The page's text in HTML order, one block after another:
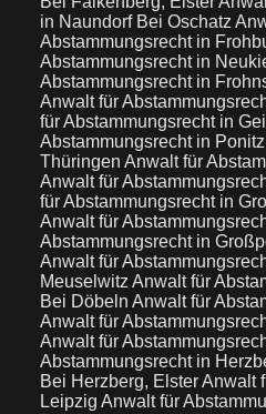
in Naundorf Bei Oschatz
Abstammungsrecht in
Abstammungsrecht in
Abstammungsrecht in
Anwalt für
für Abstammungsrecht in
Abstammungsrecht in
Thüringen Anwalt für
Anwalt für
für Abstammungsrecht in
Anwalt für
Abstammungsrecht in
Anwalt für
Meuselwitz Anwalt für
Bei Döbeln Anwalt für
Anwalt für
Anwalt für
Abstammungsrecht in
Bei Herzberg, ElsterAnwalt
Leipzig Anwalt für